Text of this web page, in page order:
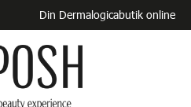
Din Dermalogicabutik online